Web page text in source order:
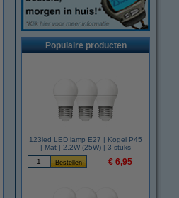
Populaire producten
123led LED lamp E27 | Kogel P45
| Mat | 2.2W (25W) | 3 stuks
€ 6,95